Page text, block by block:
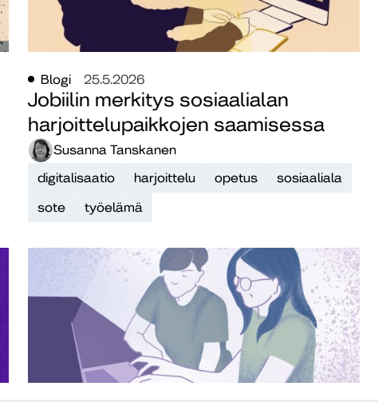
Blogi 25.5.2026
Jobiilin merkitys sosiaalialan
harjoittelupaikkojen saamisessa
Susanna Tanskanen
digitalisaatio
harjoittelu opetus
sosiaaliala
sote
työelämä